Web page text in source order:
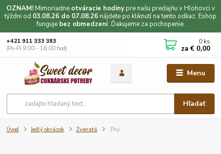
OZNAM!Mimoriadne otváracie hodinypre našu predajňu v Hlohovci v
týždni od 03.08.26 do 07.08.26 nájdete po kliknutí na tento odkaz. Eshop
funguje bez obmedzení. Ďakujeme za pochopenie.
Menu
Hľadať
+421 911 333 383
(Po-Pi 9:00 - 16:00 hod)
0 ks
za € 0,00
Úvod Jedlý obrázok Zvieratá Psy